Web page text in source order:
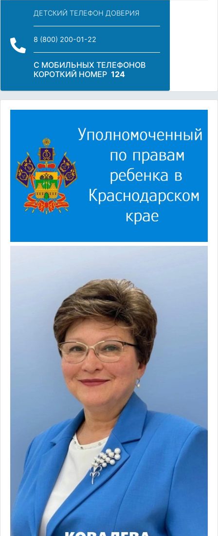
ДЕТСКИЙ ТЕЛЕФОН ДОВЕРИЯ
8 (800) 200-01-22
С МОБИЛЬНЫХ ТЕЛЕФОНОВ
КОРОТКИЙ НОМЕР 124